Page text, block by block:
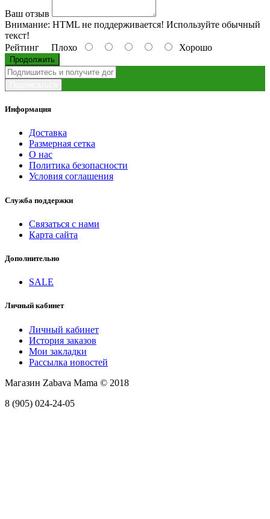
Ваш отзыв
Внимание: HTML не поддерживается! Используйте обычный
текст!
Рейтинг Плохо Хорошо
Продолжить
Информация
Доставка
Размерная сетка
О нас
Политика безопасности
Условия соглашения
Служба поддержки
Связаться с нами
Карта сайта
Дополнительно
SALE
Личный кабинет
Личный кабинет
История заказов
Мои закладки
Рассылка новостей
Магазин Zabava Mama © 2018
8 (905) 024-24-05